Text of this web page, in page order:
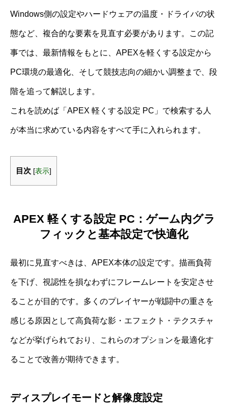
Windows側の設定やハードウェアの温度・ドライバの状
態など、複合的な要素を見直す必要があります。この記
事では、最新情報をもとに、APEXを軽くする設定から
PC環境の最適化、そして競技志向の細かい調整まで、段
階を追って解説します。
これを読めば「APEX 軽くする設定 PC」で検索する人
が本当に求めている内容をすべて手に入れられます。
目次 [表示]
APEX 軽くする設定 PC：ゲーム内グラ
フィックと基本設定で快適化
最初に見直すべきは、APEX本体の設定です。描画負荷
を下げ、視認性を損なわずにフレームレートを安定させ
ることが目的です。多くのプレイヤーが戦闘中の重さを
感じる原因として高負荷な影・エフェクト・テクスチャ
などが挙げられており、これらのオプションを最適化す
ることで改善が期待できます。
ディスプレイモードと解像度設定